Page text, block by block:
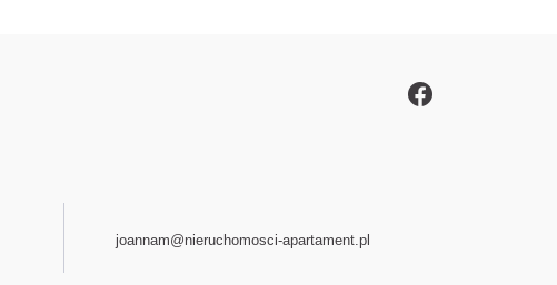
joannam@nieruchomosci-apartament.pl